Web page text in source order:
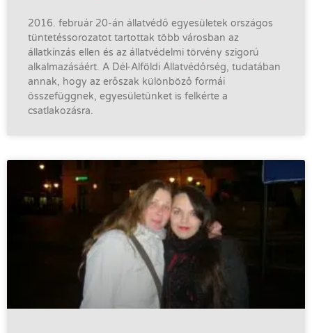
2016. február 20-án állatvédő egyesületek országos
tüntetéssorozatot tartottak több városban az
állatkínzás ellen és az állatvédelmi törvény szigorú
alkalmazásáért. A Dél-Alföldi Állatvédőrség, tudatában
annak, hogy az erőszak különböző formái
összefüggnek, egyesületünket is felkérte a
csatlakozásra.